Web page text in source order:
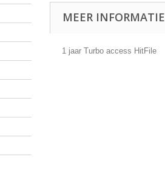
MEER INFORMATIE
1 jaar Turbo access HitFile